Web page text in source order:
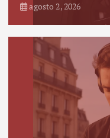
agosto 2, 2026